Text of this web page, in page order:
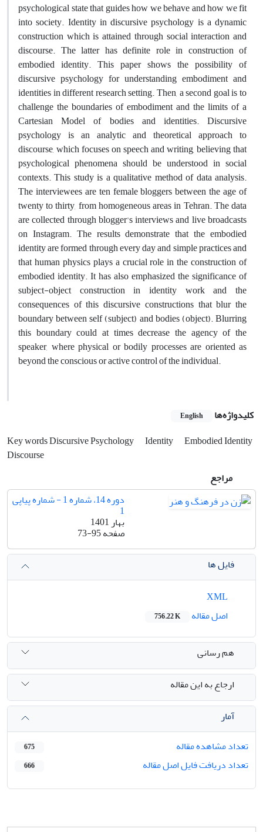
psychological state that guides how we behave and how we fit
into society. Identity in discursive psychology is a dynamic
construction which is attained through social interaction and
discourse. The latter has definite role in construction of
embodied identity. This paper shows the possibility of
discursive psychology for understanding embodiment and
identities in different research setting. Then, a second goal is to
challenge the boundaries of embodiment and the limits of a
Cartesian Model of bodies and identities. Discursive
psychology is an analytic and theoretical approach to
discourse, which focuses on speech and writing, believing that
psychological phenomena should be understood in social
contexts. This study is a qualitative method of data analysis.
The interviewees are ten female bloggers between the age of
twenty to thirty, from homogeneous areas in Tehran. The data
are collected through blogger's interviews and live broadcasts
on Instagram. The results demonstrate that the embodied
identity are formed through every day and simple practices and
that human physics plays a crucial role in the construction of
embodied identity. It has also emphasized the significance of
subject-object construction in identity work and the
consequences of this discursive constructions that blur the
boundary between self (subject) and bodies (object). Blurring
this boundary could at times decrease the agency of the
speaker, where physical or bodily processes are oriented as
beyond the conscious or active control of the individual.
کلیدواژه‌ها English
Key words Discursive Psychology Identity
Embodied Identity
Discourse
مراجع
دوره 14، شماره 1 - شماره پیاپی
1
بهار 1401
صفحه73-95
فایل ها
اصل مقاله
756.22 K
هم رسانی
ارجاع به این مقاله
آمار
تعداد مشاهده مقاله
675
تعداد دریافت فایل اصل مقاله 666